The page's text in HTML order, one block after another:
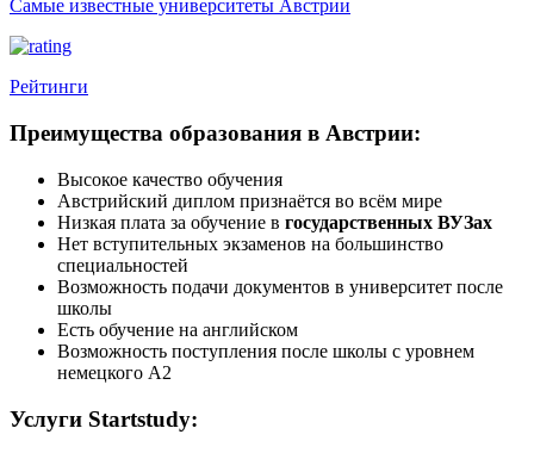
Самые известные университеты Австрии
Рейтинги
Преимущества образования в Австрии:
Высокое качество обучения
Австрийский диплом признаётся во всём мире
Низкая плата за обучение в государственных ВУЗах
Нет вступительных экзаменов на большинство
специальностей
Возможность подачи документов в университет после
школы
Есть обучение на английском
Возможность поступления после школы с уровнем
немецкого А2
Услуги Startstudy: